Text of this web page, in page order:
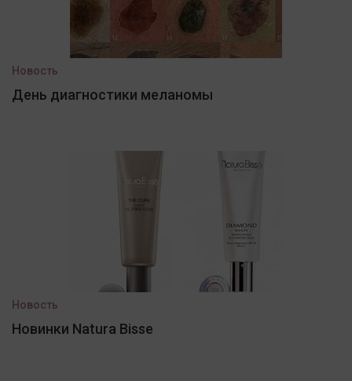
Новость
День диагностики меланомы
Новость
Новинки Natura Bisse